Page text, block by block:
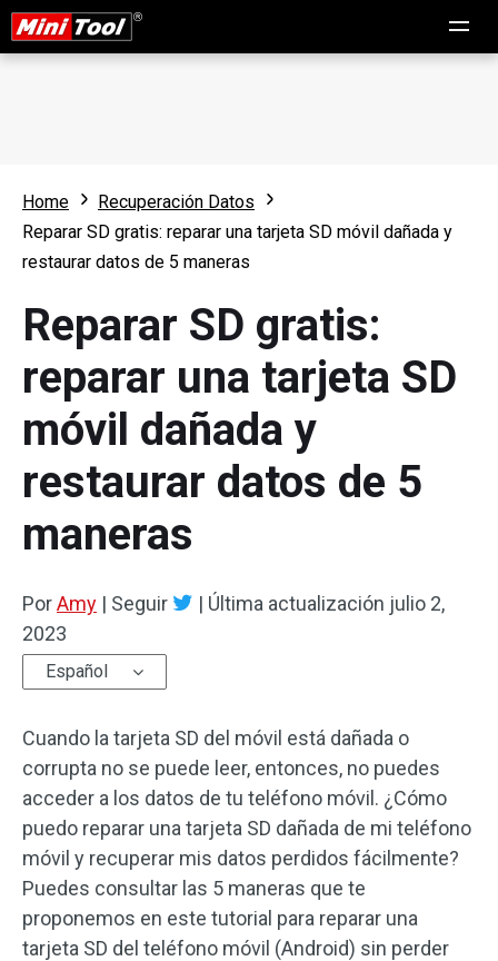
Home
Recuperación Datos
Reparar SD gratis: reparar una tarjeta SD móvil dañada y
restaurar datos de 5 maneras
Reparar SD gratis:
reparar una tarjeta SD
móvil dañada y
restaurar datos de 5
maneras
PorAmy | Seguir | Última actualización julio 2,
2023
Español
Cuando la tarjeta SD del móvil está dañada o
corrupta no se puede leer, entonces, no puedes
acceder a los datos de tu teléfono móvil. ¿Cómo
puedo reparar una tarjeta SD dañada de mi teléfono
móvil y recuperar mis datos perdidos fácilmente?
Puedes consultar las 5 maneras que te
proponemos en este tutorial para reparar una
tarjeta SD del teléfono móvil (Android) sin perder